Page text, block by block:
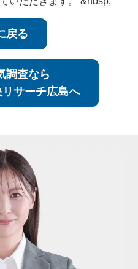
戻る
調査なら
サーチ広島へ